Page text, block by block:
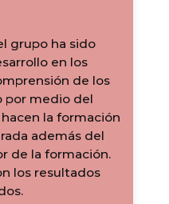
grupo ha sido
en los
de los
por medio del
la formación
además del
de la formación.
los resultados